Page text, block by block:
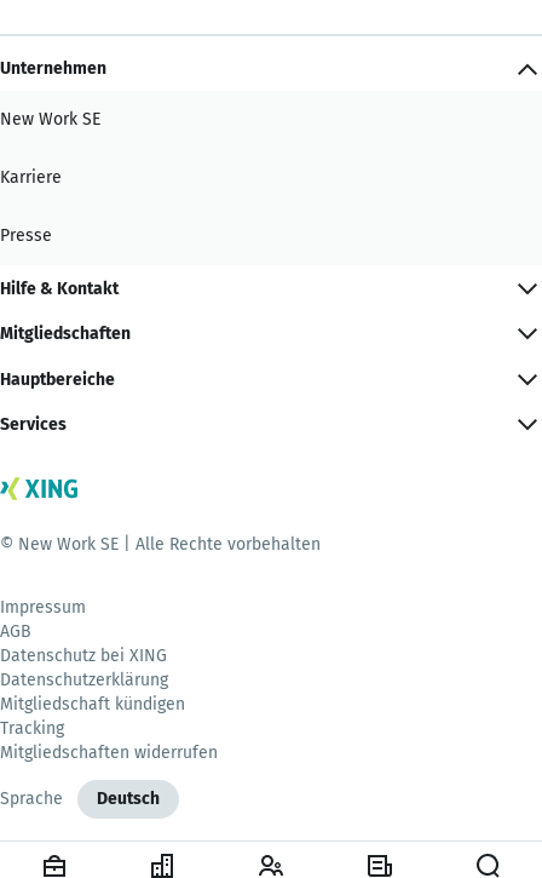
Unternehmen
New Work SE
Karriere
Presse
Hilfe & Kontakt
Mitgliedschaften
Hauptbereiche
Services
© New Work SE | Alle Rechte vorbehalten
Impressum
AGB
Datenschutz bei XING
Datenschutzerklärung
Mitgliedschaft kündigen
Tracking
Mitgliedschaften widerrufen
Sprache Deutsch